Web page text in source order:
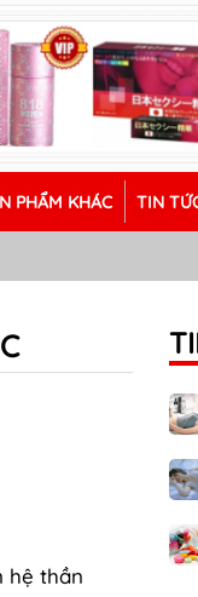
PHẨM KHÁC TIN
hệ thần